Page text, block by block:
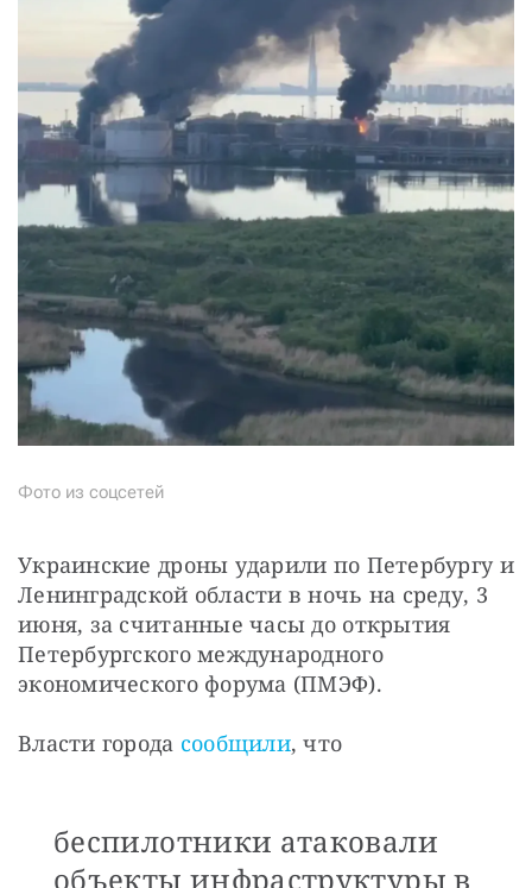
Фото из соцсетей
Украинские дроны ударили по Петербургу и
Ленинградской области в ночь на среду, 3
июня, за считанные часы до открытия
Петербургского международного
экономического форума (ПМЭФ).
Власти города сообщили, что
беспилотники атаковали
объекты инфраструктуры в